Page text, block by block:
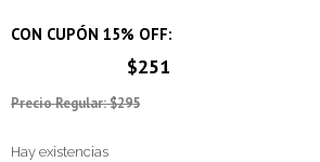
CON CUPÓN 15% OFF:
$251
Precio Regular: $295
Hay existencias